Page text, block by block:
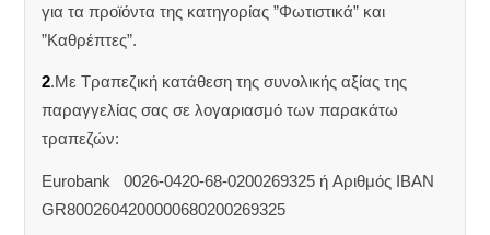
για τα προϊόντα της κατηγορίας ”Φωτιστικά” και
”Καθρέπτες”.
2.Με Τραπεζική κατάθεση της συνολικής αξίας της
παραγγελίας σας σε λογαριασμό των παρακάτω
τραπεζών:
Eurobank 0026-0420-68-0200269325 ή Aριθμός IBAN
GR8002604200000680200269325